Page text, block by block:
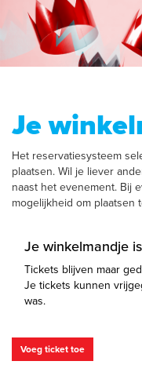
Je
Het reservatiesysteem
plaatsen. Wil je liever
naast het evenement. Bij
mogelijkheid om plaatsen
Je winkelmandje
Tickets blijven maar
Je tickets kunnen
was.
Voeg ticket toe